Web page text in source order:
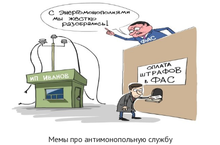
Мемы про антимонопольную службу